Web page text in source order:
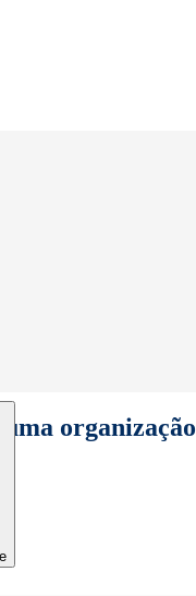
organização